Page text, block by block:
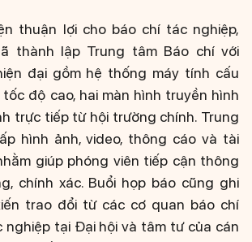
thuận lợi cho báo chí tác nghiệp,
thành lập Trung tâm Báo chí với
đại gồm hệ thống máy tính cấu
tốc độ cao, hai màn hình truyền hình
trực tiếp từ hội trường chính. Trung
hình ảnh, video, thông cáo và tài
giúp phóng viên tiếp cận thông
chính xác. Buổi họp báo cũng ghi
trao đổi từ các cơ quan báo chí
nghiệp tại Đại hội và tâm tư của cán